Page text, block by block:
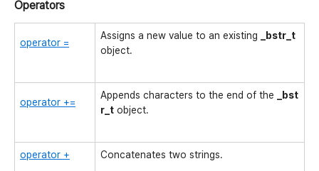
Operators
operator =
Assigns a new value to an existing
_bstr_t
object.
operator +=
Appends characters to the end of the
_bst
r_t object.
operator + Concatenates two strings.